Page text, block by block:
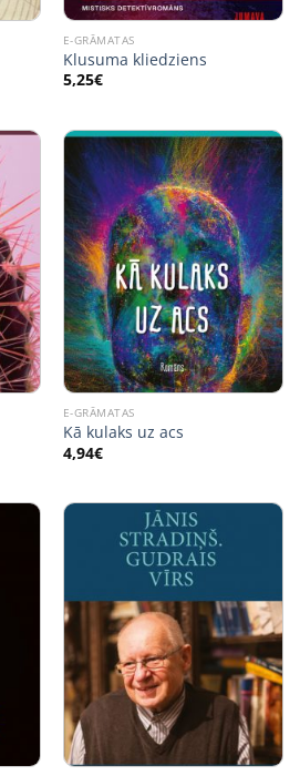
E-GRĀMATAS
Klusuma kliedziens
5,25€
E-GRĀMATAS
Kā kulaks uz acs
4,94€